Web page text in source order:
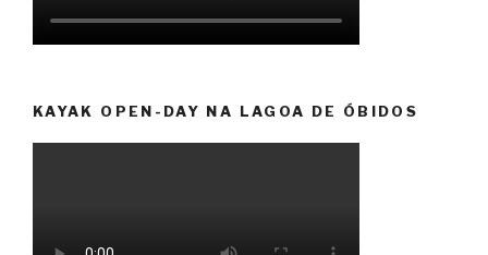
KAYAK OPEN-DAY NA LAGOA DE ÓBIDOS